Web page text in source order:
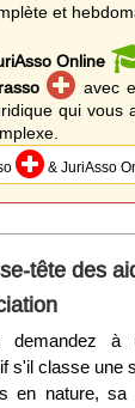
et
Online
avec
qui vous
& JuriAsso
tête des
demandez à
s'il classe une
en nature, sa